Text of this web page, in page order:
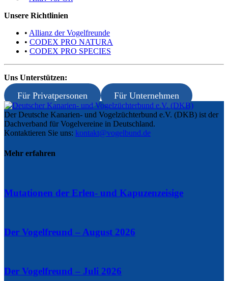
Unsere Richtlinien
• Allianz der Vogelfreunde
• CODEX PRO NATURA
• CODEX PRO SPECIES
Uns Unterstützen:
Für Privatpersonen Für Unternehmen
Der Deutsche Kanarien- und Vogelzüchterbund e.V. (DKB) ist der
Dachverband für Vogelvereine in Deutschland.
Kontaktieren Sie uns: kontakt@vogelbund.de
Mehr erfahren
Mutationen der Erlen- und Kapuzenzeisige
Der Vogelfreund – August 2026
Der Vogelfreund – Juli 2026